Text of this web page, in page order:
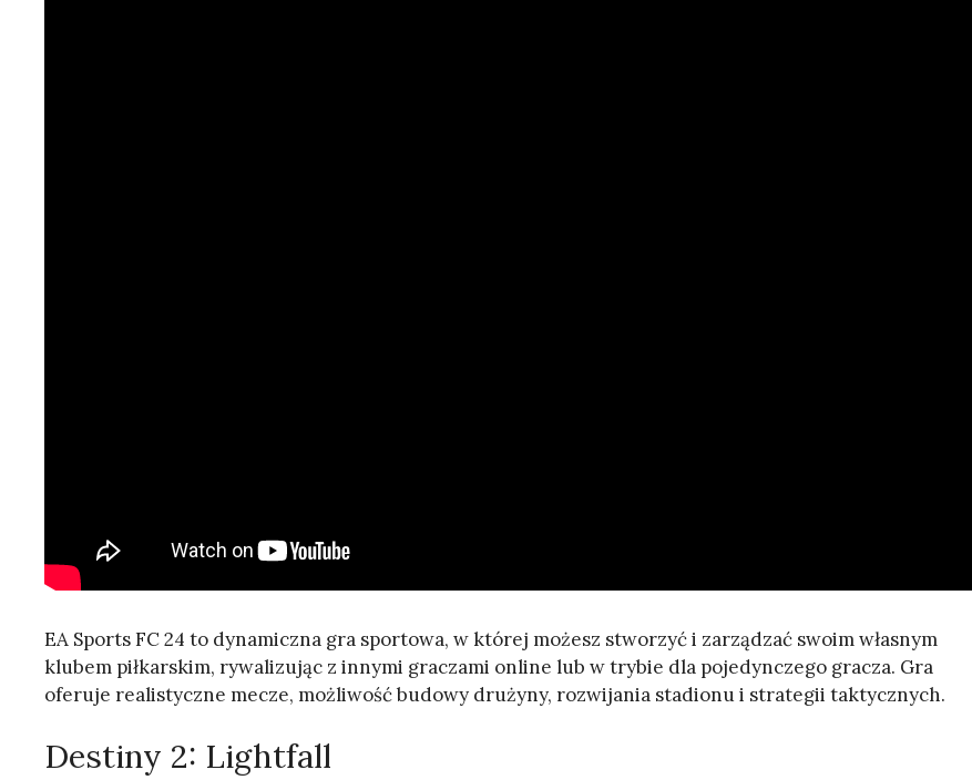
EA Sports FC 24 to dynamiczna gra sportowa, w której możesz stworzyć i zarządzać swoim własnym
klubem piłkarskim, rywalizując z innymi graczami online lub w trybie dla pojedynczego gracza. Gra
oferuje realistyczne mecze, możliwość budowy drużyny, rozwijania stadionu i strategii taktycznych.
Destiny 2: Lightfall